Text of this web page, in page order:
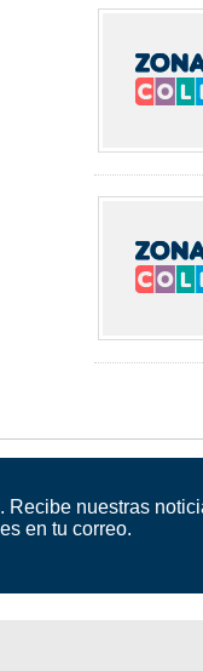
Recibe nuestras
en tu correo.